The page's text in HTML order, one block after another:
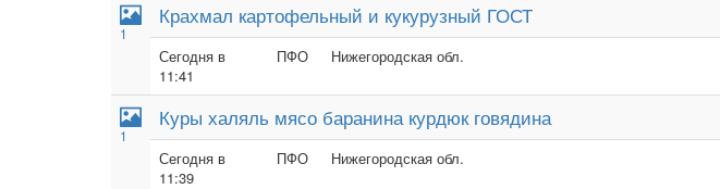
1
Крахмал картофельный и кукурузный ГОСТ
Сегодня в
11:41
ПФО Нижегородская обл.
1
Куры халяль мясо баранина курдюк говядина
Сегодня в
11:39
ПФО Нижегородская обл.